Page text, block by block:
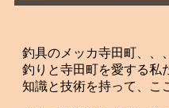
釣具のメッカ寺田町、、、
釣りと寺田町を愛する私
知識と技術を持って、こ